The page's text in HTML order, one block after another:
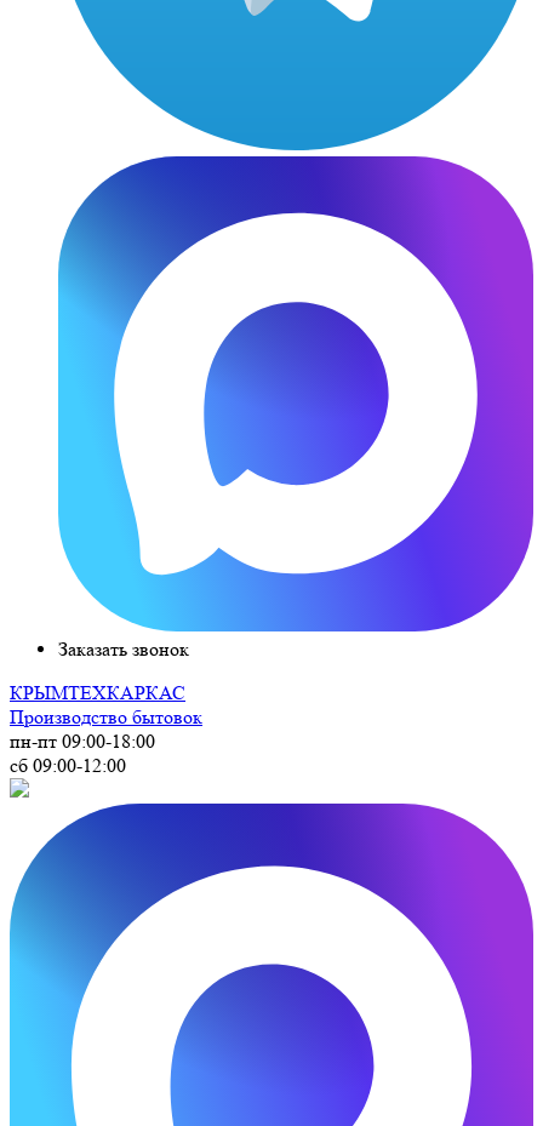
Заказать звонок
КРЫМТЕХКАРКАС
Производство бытовок
пн-пт 09:00-18:00
сб 09:00-12:00